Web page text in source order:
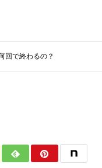
回で終わるの？